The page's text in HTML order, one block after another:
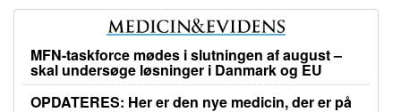
MFN-taskforce mødes i slutningen af august –
skal undersøge løsninger i Danmark og EU
OPDATERES: Her er den nye medicin, der er på